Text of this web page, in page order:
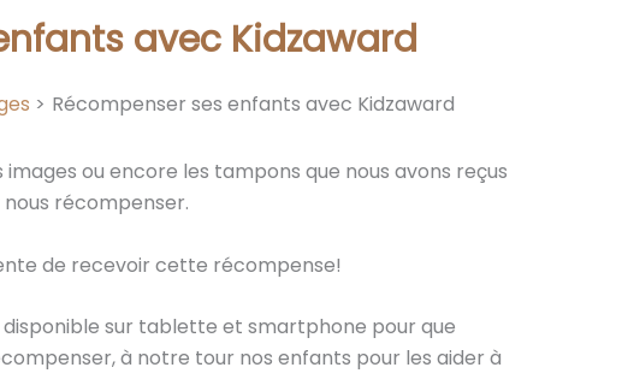
avec Kidzaward
Récompenser ses enfants avec Kidzaward
images ou encore les tampons que nous avons reçus
récompenser.
de recevoir cette récompense!
sur tablette et smartphone pour que
à notre tour nos enfants pour les aider à